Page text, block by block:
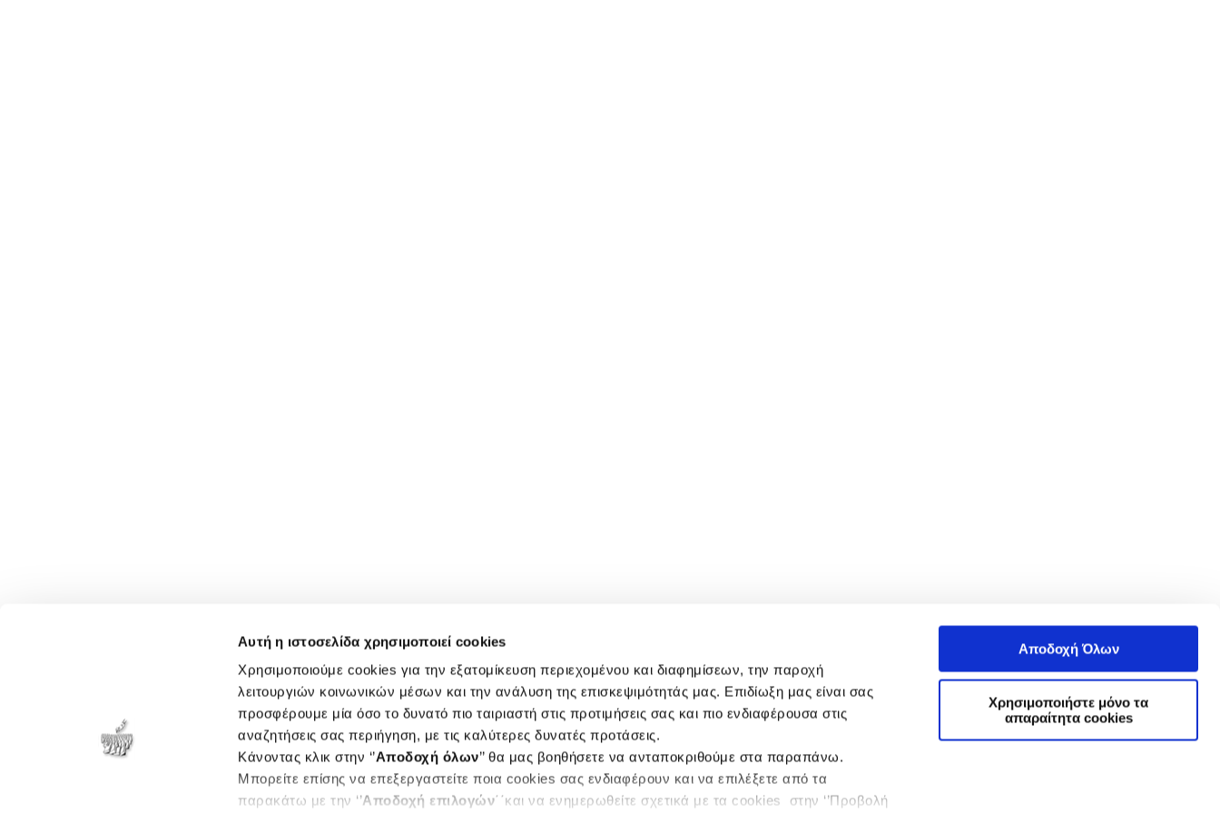
Αυτή η ιστοσελίδα χρησιμοποιεί cookies
Χρησιμοποιούμε cookies για την εξατομίκευση περιεχομένου και διαφημίσεων, την παροχή
λειτουργιών κοινωνικών μέσων και την ανάλυση της επισκεψιμότητάς μας. Επιδίωξη μας είναι σας
προσφέρουμε μία όσο το δυνατό πιο ταιριαστή στις προτιμήσεις σας και πιο ενδιαφέρουσα στις
αναζητήσεις σας περιήγηση, με τις καλύτερες δυνατές προτάσεις.
Κάνοντας κλικ στην ‘’Αποδοχή όλων’’ θα μας βοηθήσετε να ανταποκριθούμε στα παραπάνω.
Μπορείτε επίσης να επεξεργαστείτε ποια cookies σας ενδιαφέρουν και να επιλέξετε από τα
παρακάτω με την ‘’Αποδοχή επιλογών΄΄και να ενημερωθείτε σχετικά με τα cookies στην ‘’Προβολή
Αποδοχή Όλων
Χρησιμοποιήστε μόνο τα
απαραίτητα cookies